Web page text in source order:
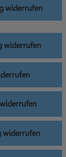
widerrufen
widerrufen
widerrufen